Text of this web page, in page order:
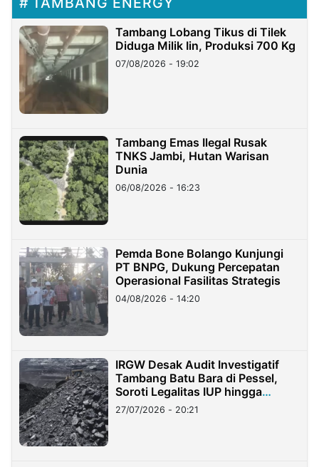
Tambang Lobang Tikus di Tilek
Diduga Milik Iin, Produksi 700 Kg
07/08/2026 - 19:02
Tambang Emas Ilegal Rusak
TNKS Jambi, Hutan Warisan
Dunia
06/08/2026 - 16:23
Pemda Bone Bolango Kunjungi
PT BNPG, Dukung Percepatan
Operasional Fasilitas Strategis
04/08/2026 - 14:20
IRGW Desak Audit Investigatif
Tambang Batu Bara di Pessel,
Soroti Legalitas IUP hingga
Stockpile
27/07/2026 - 20:21